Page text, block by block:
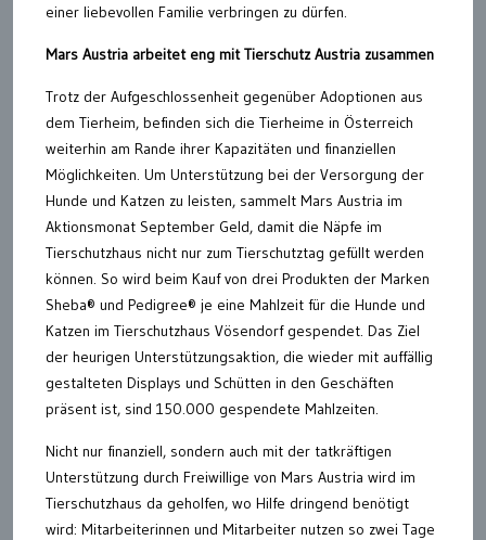
einer liebevollen Familie verbringen zu dürfen.
Mars Austria arbeitet eng mit Tierschutz Austria zusammen
Trotz der Aufgeschlossenheit gegenüber Adoptionen aus
dem Tierheim, befinden sich die Tierheime in Österreich
weiterhin am Rande ihrer Kapazitäten und finanziellen
Möglichkeiten. Um Unterstützung bei der Versorgung der
Hunde und Katzen zu leisten, sammelt Mars Austria im
Aktionsmonat September Geld, damit die Näpfe im
Tierschutzhaus nicht nur zum Tierschutztag gefüllt werden
können. So wird beim Kauf von drei Produkten der Marken
Sheba® und Pedigree® je eine Mahlzeit für die Hunde und
Katzen im Tierschutzhaus Vösendorf gespendet. Das Ziel
der heurigen Unterstützungsaktion, die wieder mit auffällig
gestalteten Displays und Schütten in den Geschäften
präsent ist, sind 150.000 gespendete Mahlzeiten.
Nicht nur finanziell, sondern auch mit der tatkräftigen
Unterstützung durch Freiwillige von Mars Austria wird im
Tierschutzhaus da geholfen, wo Hilfe dringend benötigt
wird: Mitarbeiterinnen und Mitarbeiter nutzen so zwei Tage